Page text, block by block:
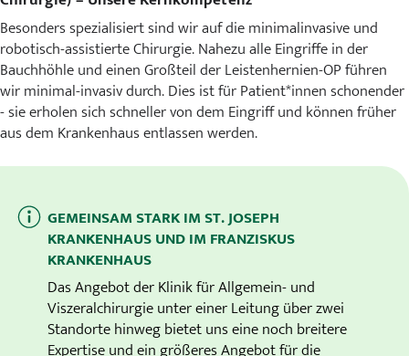
Besonders spezialisiert sind wir auf die minimalinvasive und
robotisch-assistierte Chirurgie. Nahezu alle Eingriffe in der
Bauchhöhle und einen Großteil der Leistenhernien-OP führen
wir minimal-invasiv durch. Dies ist für Patient*innen schonender
- sie erholen sich schneller von dem Eingriff und können früher
aus dem Krankenhaus entlassen werden.
GEMEINSAM STARK IM ST. JOSEPH
KRANKENHAUS UND IM FRANZISKUS
KRANKENHAUS
Das Angebot der Klinik für Allgemein- und
Viszeralchirurgie unter einer Leitung über zwei
Standorte hinweg bietet uns eine noch breitere
Expertise und ein größeres Angebot für die